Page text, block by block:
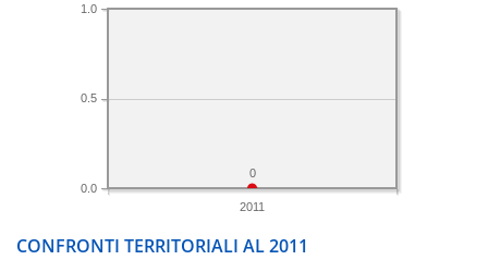
2011
0.0
0.5
1.0
0
CONFRONTI TERRITORIALI AL 2011